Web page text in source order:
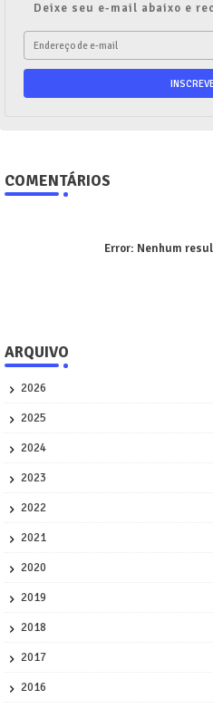
Deixe seu e-mail abaixo e
COMENTÁRIOS
Error: Nenhum
ARQUIVO
2026
2025
2024
2023
2022
2021
2020
2019
2018
2017
2016